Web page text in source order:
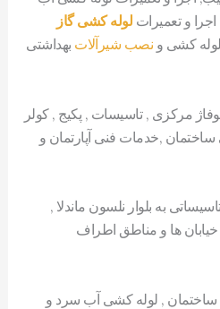
و تعمیرات لوله کشی گاز
کشی و نصب شیرآلات بهداشتی
مرکزی , تاسیسات , پکیج , کولر
,خدمات فنی آپارتمان و
به بلوار نلسون ماندلا ,
خیابان ها و مناطق اطراف
ساختمان , لوله کشی آب سرد و